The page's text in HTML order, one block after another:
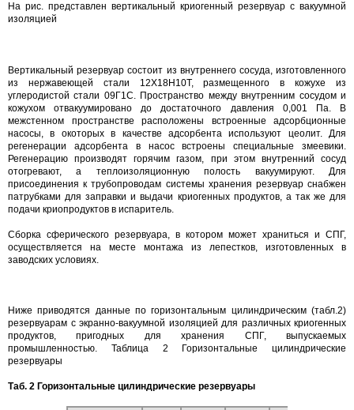
На рис. представлен вертикальный криогенный резервуар с вакуумной
изоляцией
Вертикальный резервуар состоит из внутреннего сосуда, изготовленного
из нержавеющей стали 12Х18Н10Т, размещенного в кожухе из
углеродистой стали 09Г1С. Пространство между внутренним сосудом и
кожухом отвакуумировано до достаточного давления 0,001 Па. В
межстенном пространстве расположены встроенные адсорбционные
насосы, в окоторых в качестве адсорбента используют цеолит. Для
регенерации адсорбента в насос встроены специальные змеевики.
Регенерацию производят горячим газом, при этом внутренний сосуд
отогревают, а теплоизоляционную полость вакуумируют. Для
присоединения к трубопроводам системы хранения резервуар снабжен
патрубками для заправки и выдачи криогенных продуктов, а так же для
подачи криопродуктов в испаритель.
Сборка сферического резервуара, в котором может храниться и СПГ,
осуществляется на месте монтажа из лепестков, изготовленных в
заводских условиях.
Ниже приводятся данные по горизонтальным цилиндрическим (табл.2)
резервуарам с экранно-вакуумной изоляцией для различных криогенных
продуктов, пригодных для хранения СПГ, выпускаемых
промышленностью. Таблица 2 Горизонтальные цилиндрические
резервуары
Таб. 2 Горизонтальные цилиндрические резервуары